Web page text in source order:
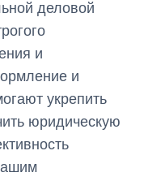
деловой
и
и
укрепить
юридическую